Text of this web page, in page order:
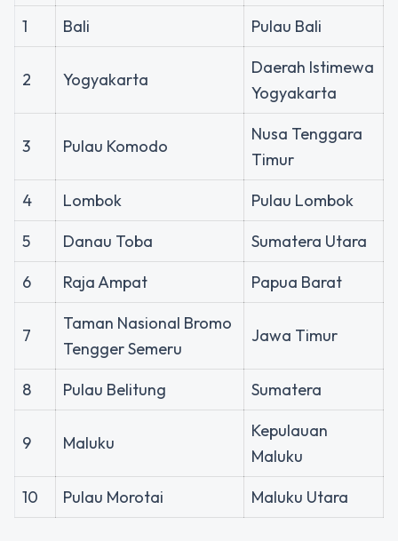
1
Bali Pulau Bali
2 Yogyakarta
Daerah Istimewa
Yogyakarta
3 Pulau Komodo
Nusa Tenggara
Timur
4
Lombok
Pulau Lombok
5
Danau Toba
Sumatera Utara
6
Raja Ampat Papua Barat
7
Taman Nasional Bromo
Tengger Semeru
Jawa Timur
8 Pulau Belitung Sumatera
9 Maluku
Kepulauan
Maluku
10
Pulau Morotai Maluku Utara